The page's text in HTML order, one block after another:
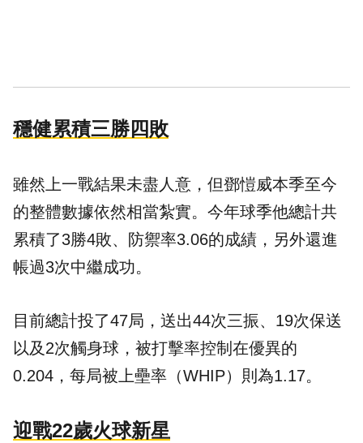
穩健累積三勝四敗
雖然上一戰結果未盡人意，但鄧愷威本季至今
的整體數據依然相當紮實。今年球季他總計共
累積了3勝4敗、防禦率3.06的成績，另外還進
帳過3次中繼成功。
目前總計投了47局，送出44次三振、19次保送
以及2次觸身球，被打擊率控制在優異的
0.204，每局被上壘率（WHIP）則為1.17。
迎戰22歲火球新星